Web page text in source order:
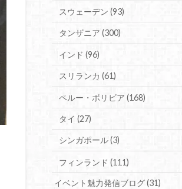
スウェーデン (93)
タンザニア (300)
インド (96)
スリランカ (61)
ペルー・ボリビア (168)
タイ (27)
シンガポール(3)
フィンランド (111)
イベント魅力発信ブログ(31)